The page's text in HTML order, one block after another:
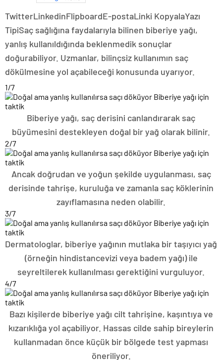
TwitterLinkedinFlipboardE-postaLinki KopyalaYazı
TipiSaç sağlığına faydalarıyla bilinen biberiye yağı,
yanlış kullanıldığında beklenmedik sonuçlar
doğurabiliyor. Uzmanlar, bilinçsiz kullanımın saç
dökülmesine yol açabileceği konusunda uyarıyor.
1/7
Biberiye yağı, saç derisini canlandırarak saç
büyümesini destekleyen doğal bir yağ olarak bilinir.
2/7
Ancak doğrudan ve yoğun şekilde uygulanması, saç
derisinde tahrişe, kuruluğa ve zamanla saç köklerinin
zayıflamasına neden olabilir.
3/7
Dermatologlar, biberiye yağının mutlaka bir taşıyıcı yağ
(örneğin hindistancevizi veya badem yağı) ile
seyreltilerek kullanılması gerektiğini vurguluyor.
4/7
Bazı kişilerde biberiye yağı cilt tahrişine, kaşıntıya ve
kızarıklığa yol açabiliyor. Hassas cilde sahip bireylerin
kullanmadan önce küçük bir bölgede test yapması
öneriliyor.